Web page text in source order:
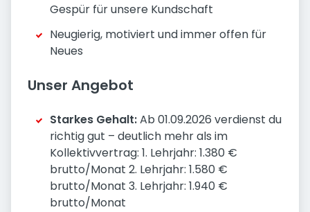
Gespür für unsere Kundschaft
Neugierig, motiviert und immer offen für
Neues
Unser Angebot
Starkes Gehalt:Ab 01.09.2026 verdienst du
richtig gut – deutlich mehr als im
Kollektivvertrag: 1. Lehrjahr: 1.380 €
brutto/Monat 2. Lehrjahr: 1.580 €
brutto/Monat 3. Lehrjahr: 1.940 €
brutto/Monat